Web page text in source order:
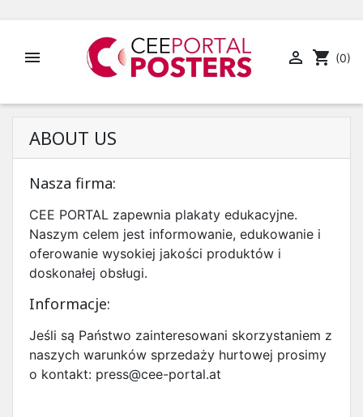
  shopping_cart (0)
ABOUT US
Nasza firma:
CEE PORTAL zapewnia plakaty edukacyjne.
Naszym celem jest informowanie, edukowanie i
oferowanie wysokiej jakości produktów i
doskonałej obsługi.
Informacje:
Jeśli są Państwo zainteresowani skorzystaniem z
naszych warunków sprzedaży hurtowej prosimy
o kontakt: press@cee-portal.at